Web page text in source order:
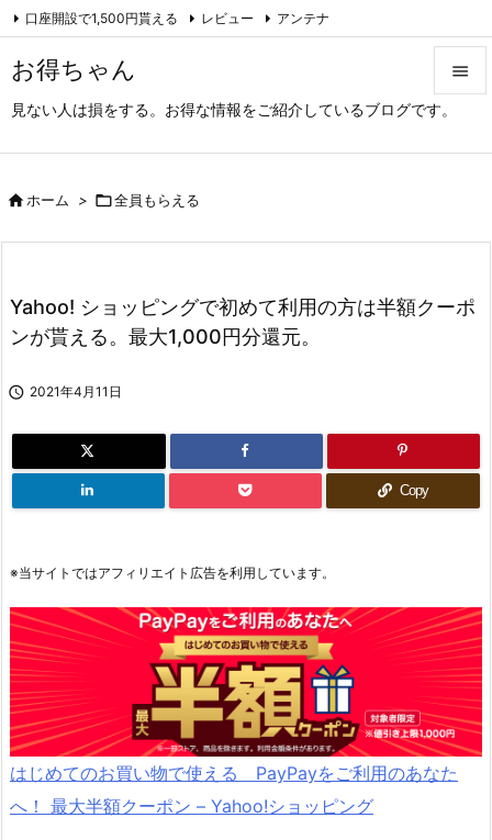
お得ちゃん
見ない人は損をする。お得な情報をご紹介しているブログです。

次へ
口座開設で1,500円貰える レビュー アンテナ
アーカイブ（旧サイト）
ホーム > 全員もらえる
Yahoo! ショッピングで初めて利用の方は半額クーポ
ンが貰える。最大1,000円分還元。
 2021年4月11日
Copy
※当サイトではアフィリエイト広告を利用しています。
はじめてのお買い物で使える PayPayをご利用のあなた
へ！ 最大半額クーポン – Yahoo!ショッピング